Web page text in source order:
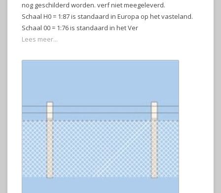
nog geschilderd worden. verf niet meegeleverd.
Schaal H0 = 1:87 is standaard in Europa op het vasteland.
Schaal 00 = 1:76 is standaard in het Ver
Lees meer...